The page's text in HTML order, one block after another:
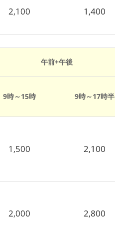
2,100 1,400
午前+午後
9時～15時 9時～17時半
1,500 2,100
2,000 2,800